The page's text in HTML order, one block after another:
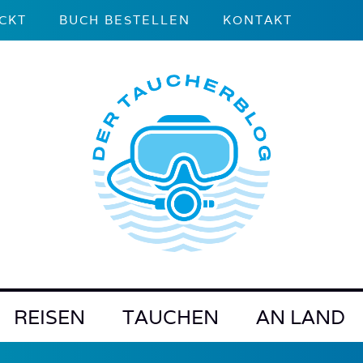
BUCH BESTELLEN KONTAKT
REISEN TAUCHEN AN LAND